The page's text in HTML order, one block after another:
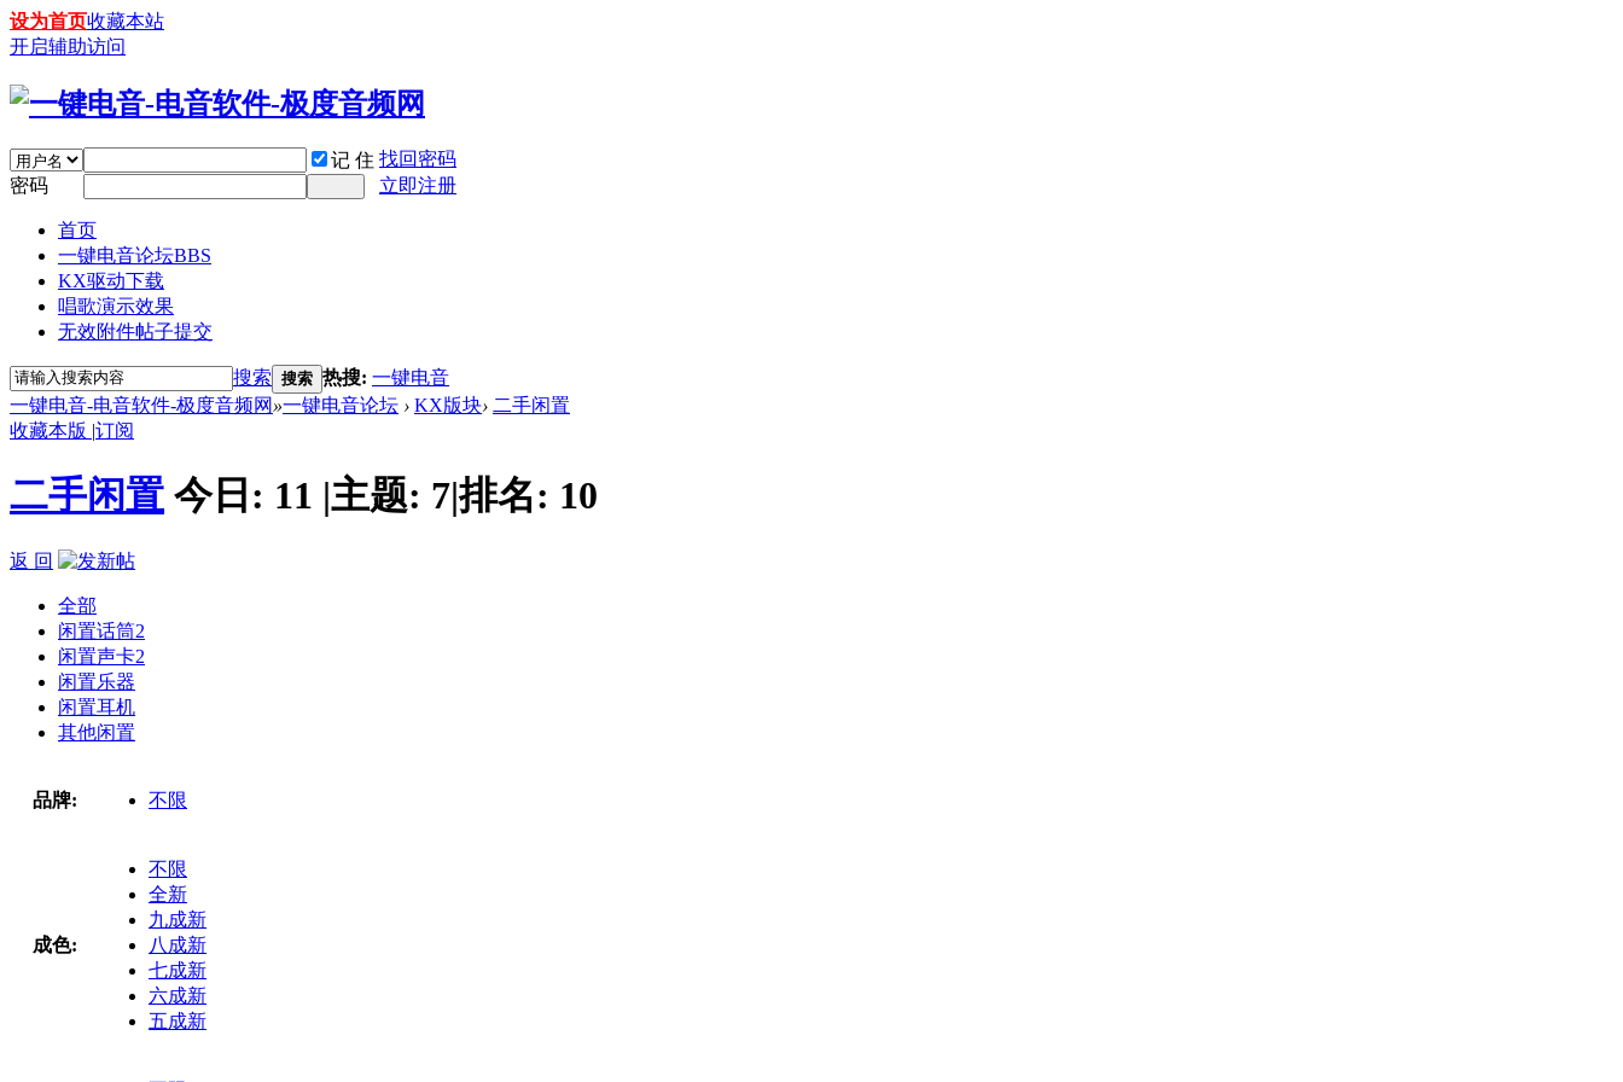
设为首页收藏本站
开启辅助访问
记 住 找回密码
密码
立即注册
首页
一键电音论坛BBS
KX驱动下载
唱歌演示效果
无效附件帖子提交
搜索 搜索 热搜: 一键电音
一键电音-电音软件-极度音频网 »一键电音论坛 › KX版块› 二手闲置
收藏本版 |订阅
二手闲置 今日: 11 |主题: 7|排名: 10
返 回
全部
闲置话筒2
闲置声卡2
闲置乐器
闲置耳机
其他闲置
品牌: 不限
成色:
不限
全新
九成新
八成新
七成新
六成新
五成新